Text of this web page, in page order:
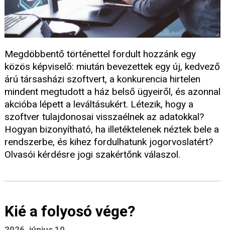
Megdöbbentő történettel fordult hozzánk egy
közös képviselő: miután bevezettek egy új, kedvező
árú társasházi szoftvert, a konkurencia hirtelen
mindent megtudott a ház belső ügyeiről, és azonnal
akcióba lépett a leváltásukért. Létezik, hogy a
szoftver tulajdonosai visszaélnek az adatokkal?
Hogyan bizonyítható, ha illetéktelenek néztek bele a
rendszerbe, és kihez fordulhatunk jogorvoslatért?
Olvasói kérdésre jogi szakértőnk válaszol.
Kié a folyosó vége?